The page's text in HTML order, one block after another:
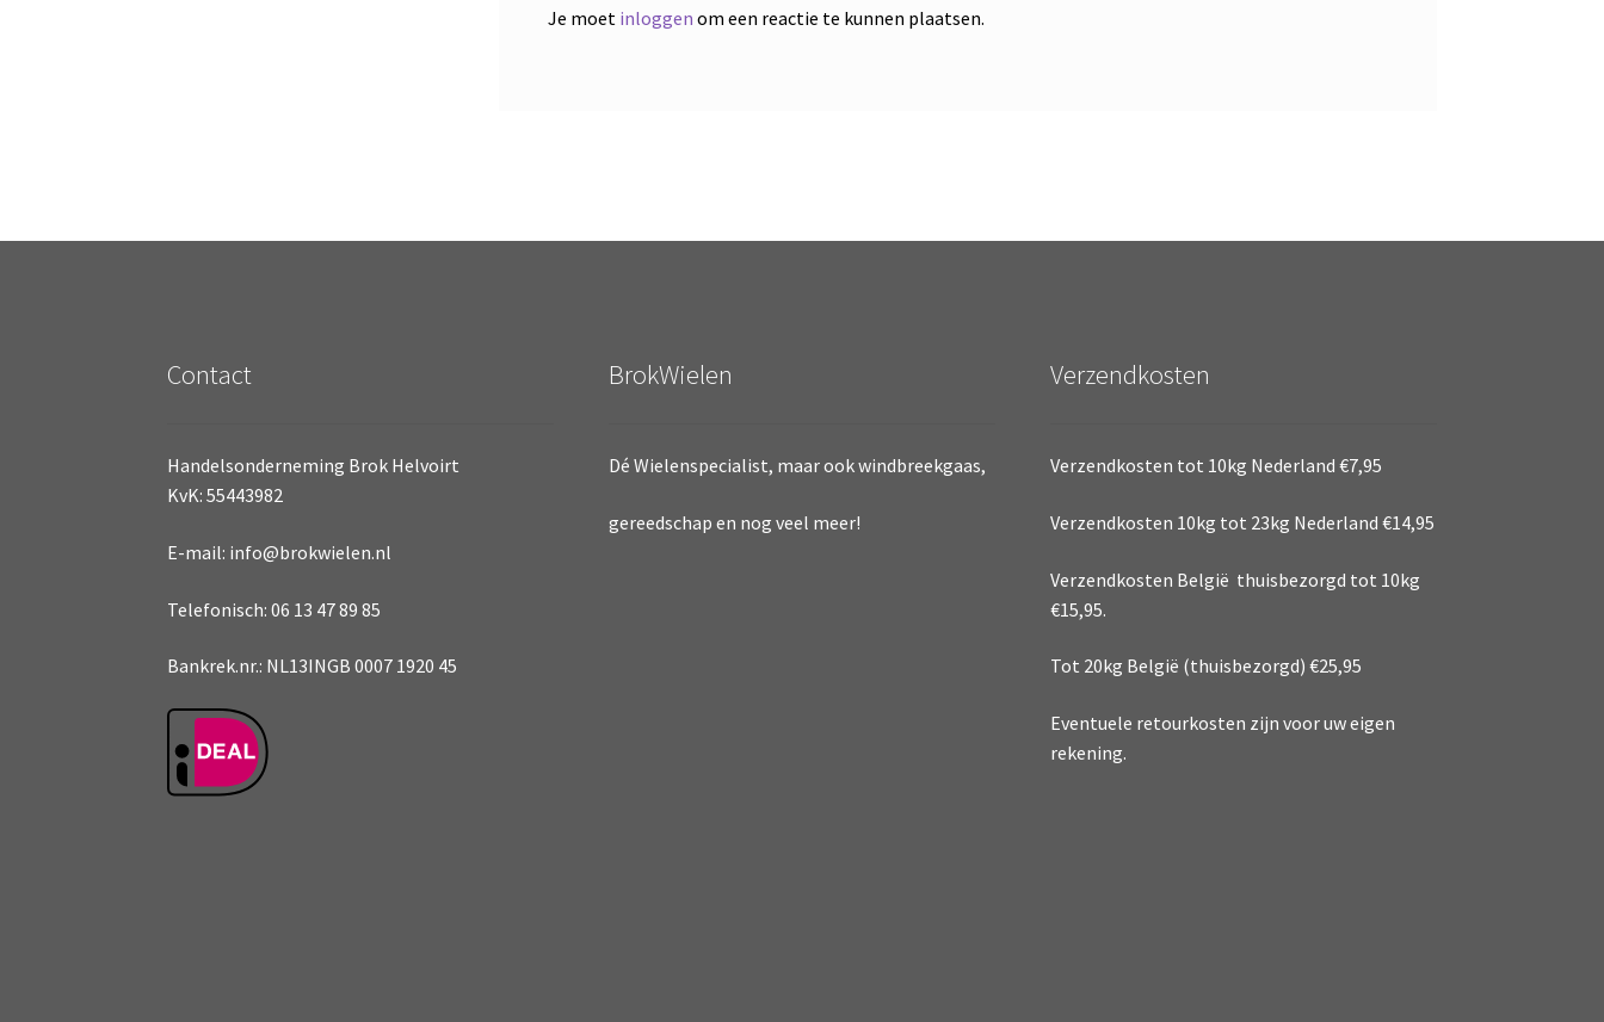
Je moet inloggen om een reactie te kunnen plaatsen.
Contact
Handelsonderneming Brok Helvoirt
KvK: 55443982
E-mail: info@brokwielen.nl
Telefonisch: 06 13 47 89 85
Bankrek.nr.: NL13INGB 0007 1920 45
BrokWielen
Dé Wielenspecialist, maar ook windbreekgaas,
gereedschap en nog veel meer!
Verzendkosten
Verzendkosten tot 10kg Nederland €7,95
Verzendkosten 10kg tot 23kg Nederland €14,95
Verzendkosten België thuisbezorgd tot 10kg
€15,95.
Tot 20kg België (thuisbezorgd) €25,95
Eventuele retourkosten zijn voor uw eigen
rekening.